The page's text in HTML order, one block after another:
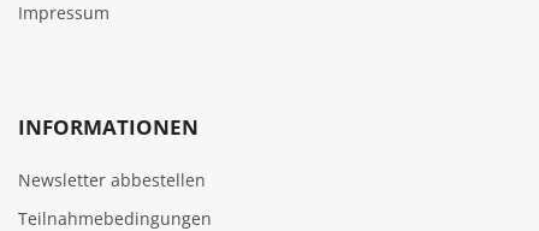
Impressum
INFORMATIONEN
Newsletter abbestellen
Teilnahmebedingungen